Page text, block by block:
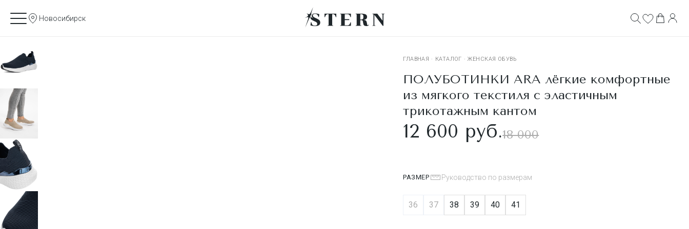
Новосибирск
ГЛАВНАЯ · КАТАЛОГ · ЖЕНСКАЯ ОБУВЬ
ПОЛУБОТИНКИ ARA лёгкие комфортные
из мягкого текстиля с эластичным
трикотажным кантом
12 600 руб.18 000
РАЗМЕР Руководство по размерам
36 37 38 39 40 41